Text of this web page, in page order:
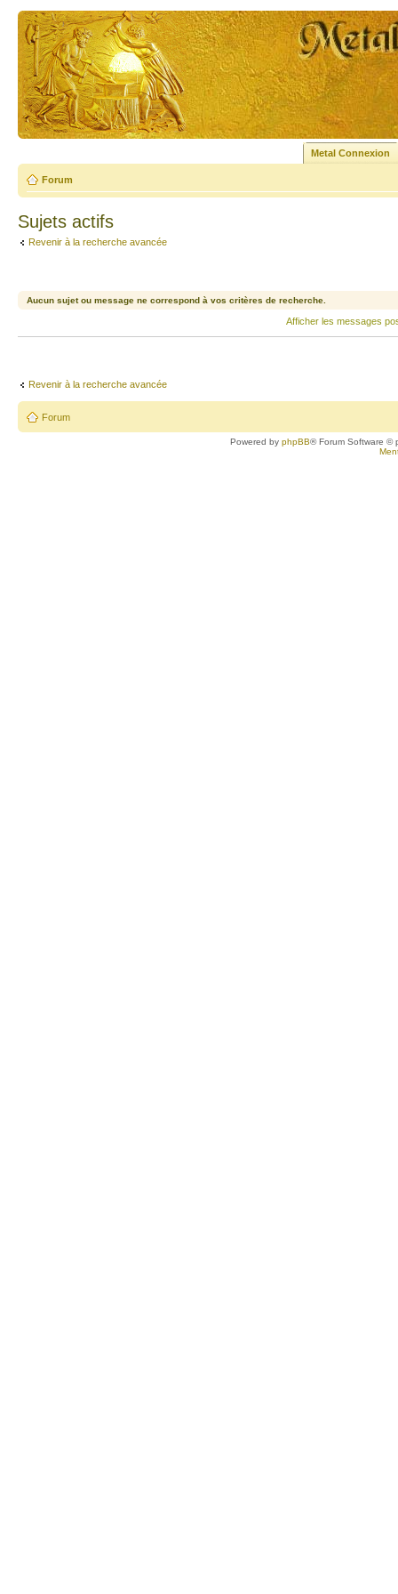
Metal Connexion
Forum
Sujets actifs
Revenir à la recherche avancée
Aucun sujet ou message ne correspond à vos critères de recherche.
Afficher les messages
Revenir à la recherche avancée
Forum
Powered byphpBB® Forum Software ©